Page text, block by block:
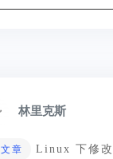
林里克斯
文章 Linux 下修